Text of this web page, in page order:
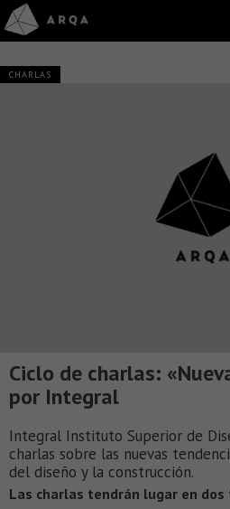
CHARLAS
Ciclo de charlas:
por Integral
Integral Instituto Superior de
charlas sobre las nuevas
del diseño y la construcción.
Las charlas tendrán lugar en dos